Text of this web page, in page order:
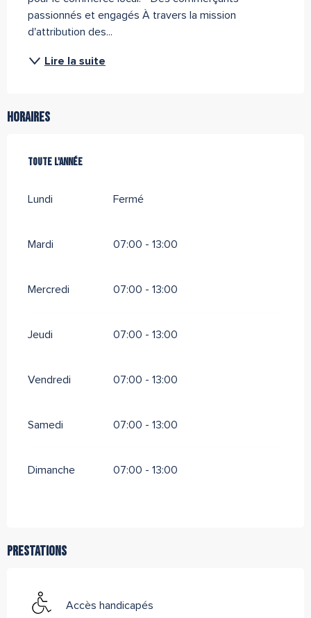
passionnés et engagés À travers la mission
d'attribution des...
Lire la suite
Horaires
Toute l'année
Toute l'année
Lundi Fermé
Mardi 07:00 - 13:00
Mercredi 07:00 - 13:00
Jeudi 07:00 - 13:00
Vendredi 07:00 - 13:00
Samedi 07:00 - 13:00
Dimanche 07:00 - 13:00
Prestations
Accès handicapés